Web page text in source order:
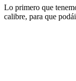
Lo primero que
calibre, para que